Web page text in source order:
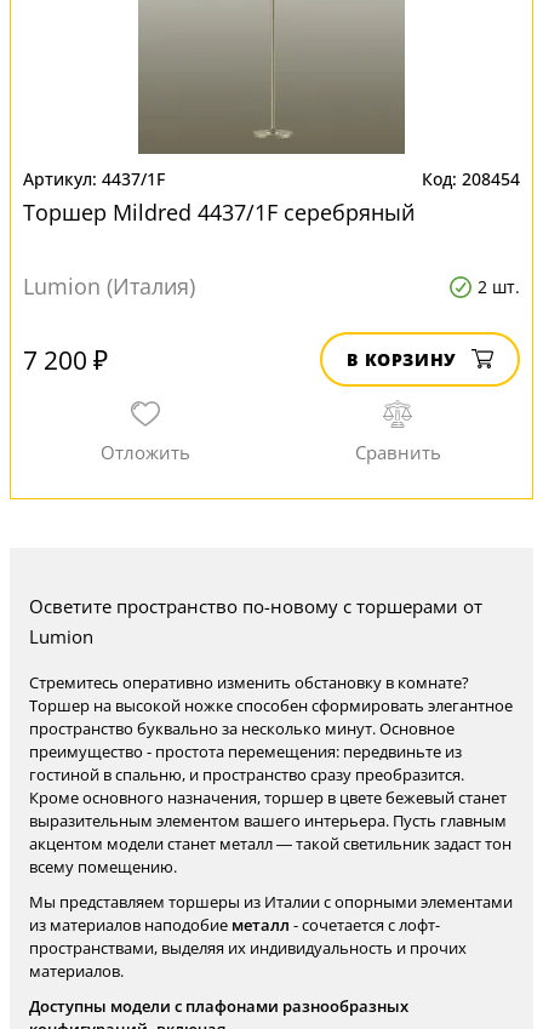
4437/1F 208454
Торшер Mildred 4437/1F серебряный
Lumion (Италия) 2 шт.
7 200 ₽ В КОРЗИНУ
Осветите пространство по-новому с торшерами от
Lumion
Стремитесь оперативно изменить обстановку в комнате?
Торшер на высокой ножке способен сформировать элегантное
пространство буквально за несколько минут. Основное
преимущество - простота перемещения: передвиньте из
гостиной в спальню, и пространство сразу преобразится.
Кроме основного назначения, торшер в цвете бежевый станет
выразительным элементом вашего интерьера. Пусть главным
акцентом модели станет металл — такой светильник задаст тон
всему помещению.
Мы представляем торшеры из Италии с опорными элементами
из материалов наподобие металл - сочетается с лофт-
пространствами, выделяя их индивидуальность и прочих
материалов.
Доступны модели с плафонами разнообразных